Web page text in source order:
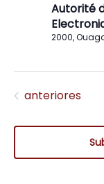
Autorité
2000,
Eventos
anteriores